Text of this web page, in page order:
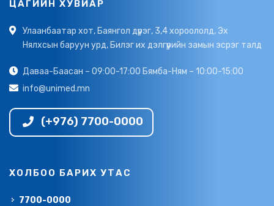
ЦАГИЙН ХУВИАР
Улаанбаатар хот, Баянгол дүүрэг, 3,4 хороололд, Эх
Нялхсын баруун урд, Билэг их дэлгүүрийн замын эсрэг талд
Даваа-Баасан – 09:00-17:00 Бямба-Ням – 10:00-15:00
info@unimed.mn
(+976) 7700-0000
ХОЛБОО БАРИХ УТАС
7700-0000